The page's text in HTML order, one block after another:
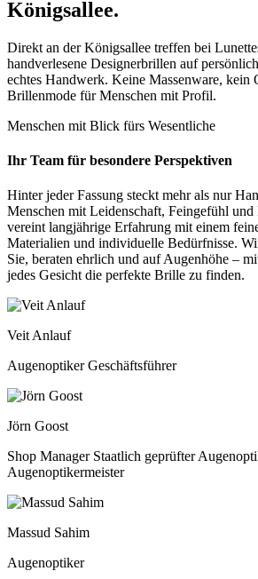
Königsallee.
Direkt an der Königsallee treffen bei
handverlesene Designerbrillen auf
echtes Handwerk. Keine Massenware, kein
Brillenmode für Menschen mit Profil.
Menschen mit Blick fürs Wesentliche
Ihr Team für besondere Perspektiven
Hinter jeder Fassung steckt mehr als nur
Menschen mit Leidenschaft, Feingefühl und
vereint langjährige Erfahrung mit einem
Materialien und individuelle Bedürfnisse.
Sie, beraten ehrlich und auf Augenhöhe –
jedes Gesicht die perfekte Brille zu finden.
Veit Anlauf
Augenoptiker Geschäftsführer
Jörn Goost
Shop Manager Staatlich geprüfter
Augenoptikermeister
Massud Sahim
Augenoptiker